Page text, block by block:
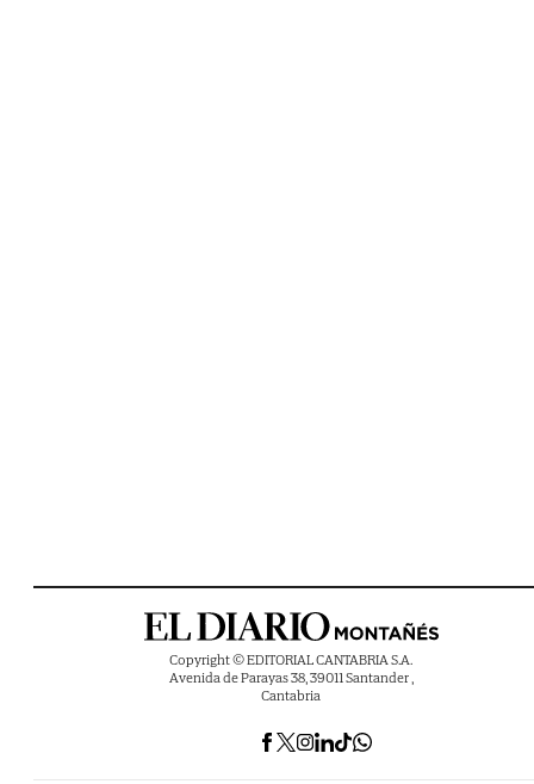
Copyright © EDITORIAL CANTABRIA S.A.
Avenida de Parayas 38, 39011 Santander ,
Cantabria